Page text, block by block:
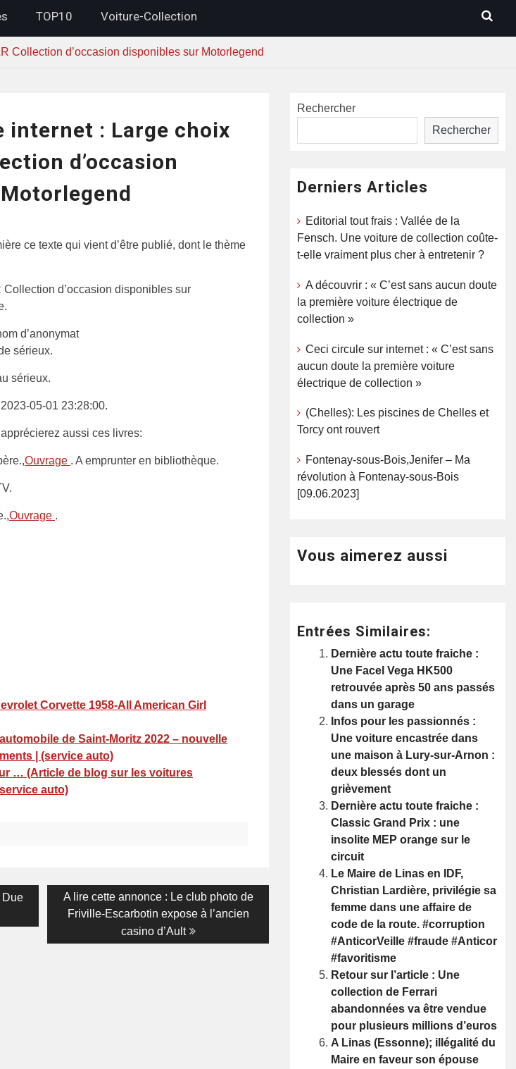
TOP10 Voiture-Collection
Collection d’occasion disponibles sur Motorlegend
internet : Large choix
d’occasion
ce texte qui vient d’être publié, dont le thème
d’occasion disponibles sur
d’anonymat
sérieux.
sérieux.
05-01 23:28:00.
aussi ces livres:
Ouvrage . A emprunter en bibliothèque.
Ouvrage .
Corvette 1958-All American Girl
de Saint-Moritz 2022 – nouvelle
| (service auto)
… (Article de blog sur les voitures
auto)
Due
Next
post:
A lire cette annonce : Le club photo de
Friville-Escarbotin expose à l’ancien
casino d’Ault
Rechercher
Rechercher
Derniers Articles
Editorial tout frais : Vallée de la
Fensch. Une voiture de collection coûte-
t-elle vraiment plus cher à entretenir ?
A découvrir : « C’est sans aucun doute
la première voiture électrique de
collection »
Ceci circule sur internet : « C’est sans
aucun doute la première voiture
électrique de collection »
(Chelles): Les piscines de Chelles et
Torcy ont rouvert
Fontenay-sous-Bois,Jenifer – Ma
révolution à Fontenay-sous-Bois
[09.06.2023]
Vous aimerez aussi
Entrées Similaires:
Dernière actu toute fraiche :
Une Facel Vega HK500
retrouvée après 50 ans passés
dans un garage
Infos pour les passionnés :
Une voiture encastrée dans
une maison à Lury-sur-Arnon :
deux blessés dont un
grièvement
Dernière actu toute fraiche :
Classic Grand Prix : une
insolite MEP orange sur le
circuit
Le Maire de Linas en IDF,
Christian Lardière, privilégie sa
femme dans une affaire de
code de la route. #corruption
#AnticorVeille #fraude #Anticor
#favoritisme
Retour sur l’article : Une
collection de Ferrari
abandonnées va être vendue
pour plusieurs millions d’euros
A Linas (Essonne); illégalité du
Maire en faveur son épouse